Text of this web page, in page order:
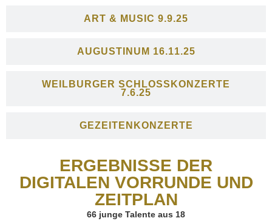
ART & MUSIC 9.9.25
AUGUSTINUM 16.11.25
WEILBURGER SCHLOSSKONZERTE
7.6.25
GEZEITENKONZERTE
ERGEBNISSE DER
DIGITALEN VORRUNDE UND
ZEITPLAN
66 junge Talente aus 18